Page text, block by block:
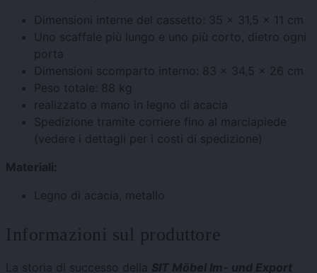
Dimensioni interne del cassetto: 35 x 31,5 x 11 cm
Uno scaffale più lungo e uno più corto, dietro ogni
porta
Dimensioni scomparto interno: 83 x 34,5 x 26 cm
Peso totale: 88 kg
realizzato a mano in legno di acacia
Spedizione tramite corriere fino al marciapiede
(vedere i dettagli per i costi di spedizione)
Materiali:
Legno di acacia, metallo
Informazioni sul produttore
La storia di successo della SIT Möbel Im- und Export